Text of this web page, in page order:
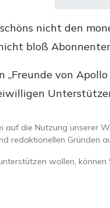
nicht den
bloß
„Freunde von
auf die Nutzung unserer
redaktionellen Gründen
wollen, können